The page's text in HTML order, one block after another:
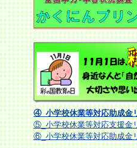
④_小学校休業等対応助成金
⑤_小学校休業等対応支援金
⑥_小学校休業等対応助成金